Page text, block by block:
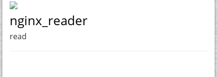
nginx_reader
read